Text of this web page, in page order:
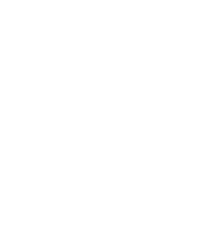
داده به تجار کمک کرد تا روند فروش و